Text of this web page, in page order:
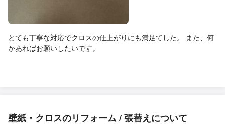
とても丁寧な対応でクロスの仕上がりにも満足てした。 また、何
かあればお願いしたいです。
壁紙・クロスのリフォーム / 張替えについて